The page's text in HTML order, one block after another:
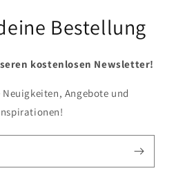
Bestellung
kostenlosen Newsletter!
Neuigkeiten, Angebote und